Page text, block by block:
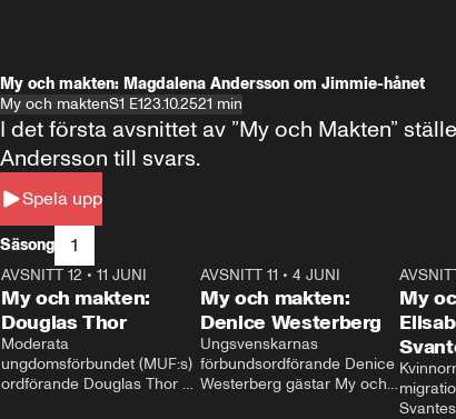
My och makten: Magdalena Andersson om Jimmie-hånet
My och maktenS1 E123.10.2521 min
Spela upp
I det första avsnittet av ”My och Makten”
Andersson till svars.
Säsong 1
26:27
AVSNITT 12 • 11 JUNI
My och makten:
Douglas Thor
Moderata
ungdomsförbundet (MUF:s)
ordförande Douglas Thor
23:40
AVSNITT 11 •4 JUNI
My och makten:
Denice Westerberg
Ungsvenskarnas
förbundsordförande Denice
Westerberg gästar My och
My